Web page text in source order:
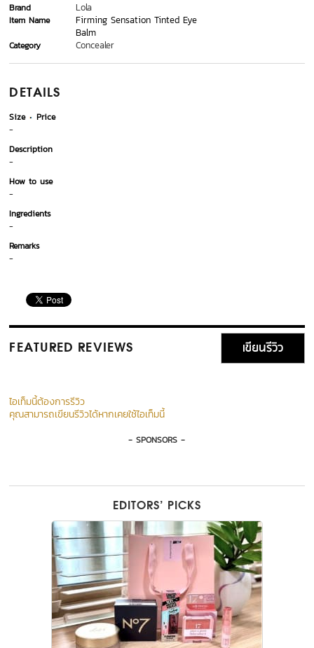
Brand Lola
Item Name
Firming Sensation Tinted Eye
Balm
Category Concealer
DETAILS
Size
Price
-
Description
-
How to use
-
Ingredients
-
Remarks
-
FEATURED REVIEWS เขียนรีวิว
ไอเท็มนี้ต้องการรีวิว
คุณสามารถเขียนรีวิวได้หากเคยใช้ไอเท็มนี้
- SPONSORS -
EDITORS’ PICKS